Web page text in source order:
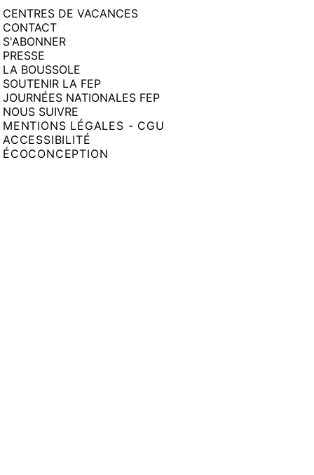
CENTRES DE VACANCES
CONTACT
S'ABONNER
PRESSE
LA BOUSSOLE
SOUTENIR LA FEP
JOURNÉES NATIONALES FEP
NOUS SUIVRE
MENTIONS LÉGALES - CGU
ACCESSIBILITÉ
ÉCOCONCEPTION